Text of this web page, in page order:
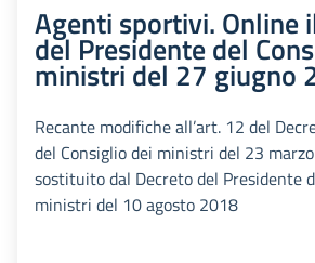
Agenti sportivi. Online
del Presidente del
ministri del 27 giugno
Recante modifiche all’art. 12 del
del Consiglio dei ministri del 23
sostituito dal Decreto del Presidente
ministri del 10 agosto 2018